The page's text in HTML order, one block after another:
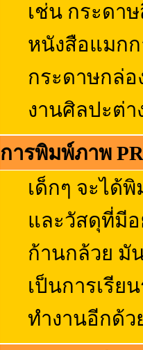
เช่น กระดา
หนังสือแมก
กระดาษกล่อ
งานศิลปะต่า
การพิมพ์ภาพ
เด็กๆ จะได้
และวัสดุที่มี
ก้านกล้วย มั
เป็นการเรีย
ทำงานอีกด้ว